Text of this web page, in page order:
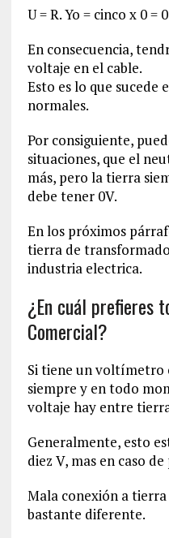
U = R. Yo = cinco x 0 =
En consecuencia,
voltaje en el cable.
Esto es lo que sucede
normales.
Por consiguiente,
situaciones, que el
más, pero la tierra
debe tener 0V.
En los próximos
tierra de
industria electrica.
¿En cuál prefieres
Comercial?
Si tiene un
siempre y en todo
voltaje hay entre
Generalmente, esto
diez V, mas en caso
Mala conexión a
bastante diferente.